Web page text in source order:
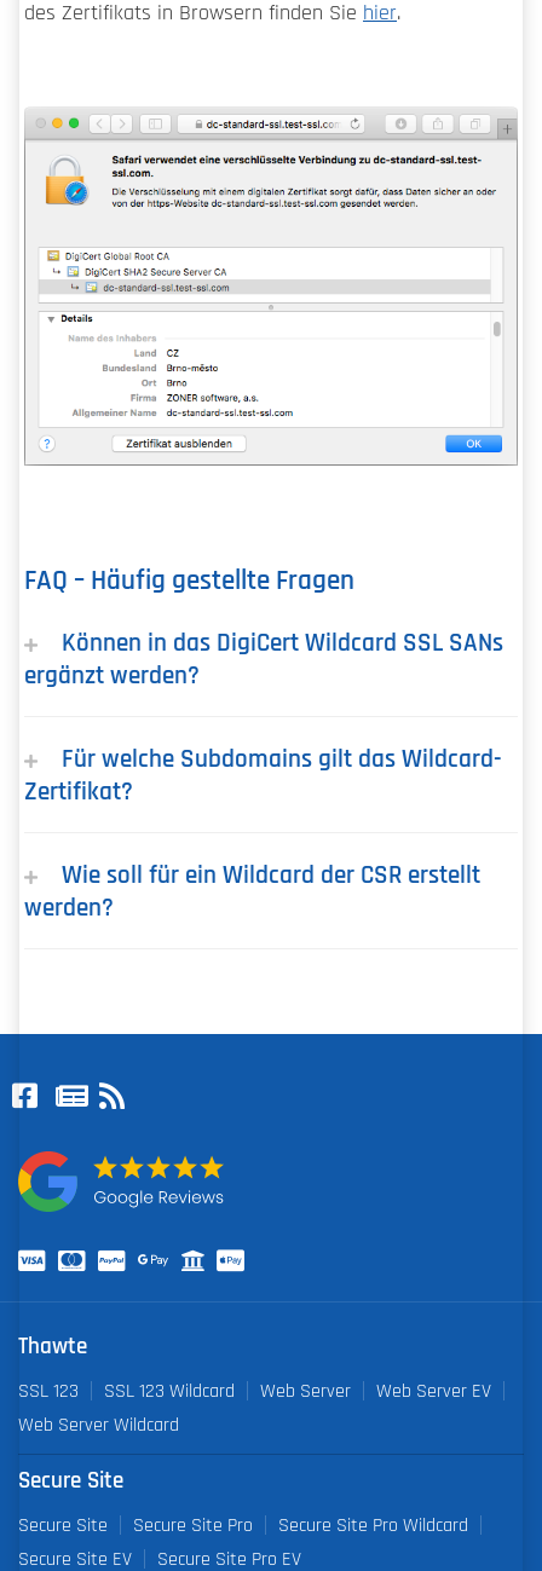
des Zertifikats in Browsern finden Sie hier.
FAQ – Häufig gestellte Fragen
Können in das DigiCert Wildcard SSL SANs
ergänzt werden?
Für welche Subdomains gilt das Wildcard-
Zertifikat?
Wie soll für ein Wildcard der CSR erstellt
werden?
Thawte
SSL 123 SSL 123 Wildcard Web Server
Web Server EV
Web Server Wildcard
Secure Site
Secure Site Secure Site Pro
Secure Site Pro Wildcard
Secure Site EV
Secure Site Pro EV